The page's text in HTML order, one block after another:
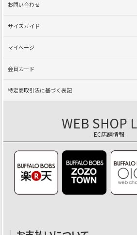
お問い合わせ
サイズガイド
マイページ
会員カード
特定商取引法に基づく表記
WEB SHOP
- EC店舗情報 -